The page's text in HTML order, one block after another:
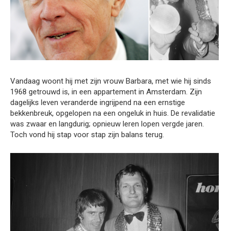
Vandaag woont hij met zijn vrouw Barbara, met wie hij sinds
1968 getrouwd is, in een appartement in Amsterdam. Zijn
dagelijks leven veranderde ingrijpend na een ernstige
bekkenbreuk, opgelopen na een ongeluk in huis. De revalidatie
was zwaar en langdurig; opnieuw leren lopen vergde jaren.
Toch vond hij stap voor stap zijn balans terug.